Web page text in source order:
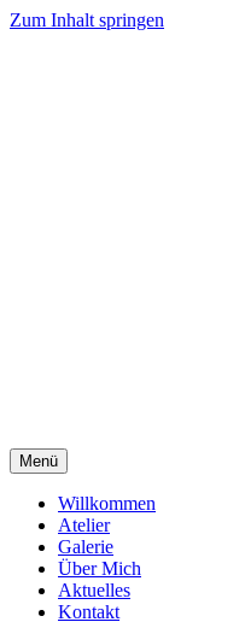
Zum Inhalt springen
Menü
Willkommen
Atelier
Galerie
Über Mich
Aktuelles
Kontakt